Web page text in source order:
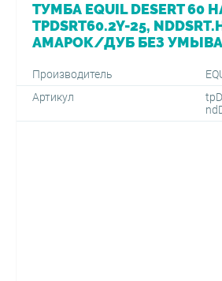
ТУМБА EQUIL DESERT 60
TPDSRT60.2Y-25,
АМАРОК/ДУБ БЕЗ
Производитель
Артикул